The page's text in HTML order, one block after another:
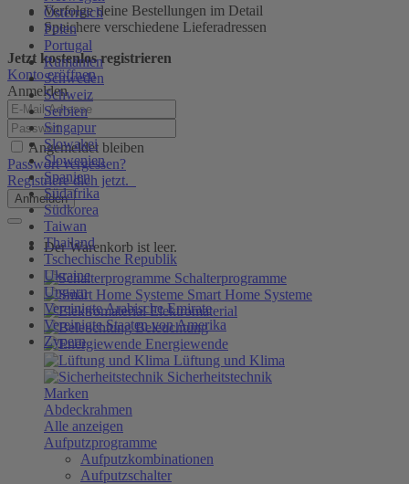
Österreich
Polen
Portugal
Rumänien
Schweden
Schweiz
Serbien
Singapur
Slowakei
Slowenien
Spanien
Südafrika
Südkorea
Taiwan
Thailand
Tschechische Republik
Ukraine
Ungarn
Vereinigte Arabische Emirate
Vereinigte Staaten von Amerika
Zypern
Verfolge deine Bestellungen im Detail
Speichere verschiedene Lieferadressen
Jetzt kostenlos registrieren
Konto eröffnen
Anmelden
Angemeldet bleiben
Passwort vergessen?
Registriere dich jetzt.
Anmelden
Der Warenkorb ist leer.
Schalterprogramme
Smart Home Systeme
Elektromaterial
Beleuchtung
Energiewende
Lüftung und Klima
Sicherheitstechnik
Marken
Abdeckrahmen
Alle anzeigen
Aufputzprogramme
Aufputzkombinationen
Aufputzschalter